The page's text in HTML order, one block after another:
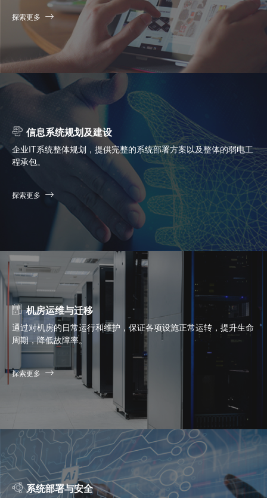
探索更多
信息系统规划及建设
企业IT系统整体规划，提供完整的系统部署方案以及整体的弱电工
程承包。
探索更多
机房运维与迁移
通过对机房的日常运行和维护，保证各项设施正常运转，提升生命
周期，降低故障率。
探索更多
系统部署与安全